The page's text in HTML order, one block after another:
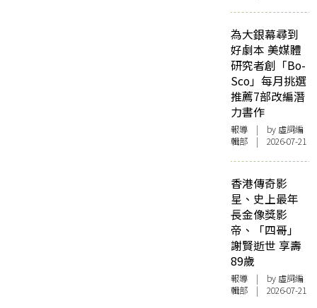
為大銀幕尋到
好劇本 美媒體
研究者創「Bo-
Sco」每月挑選
推薦7部改編潛
力書作
報導 | by 虛詞編
輯部 | 2026-07-21
香港傳奇影
星、史上最年
長金像獎影
帝、「四哥」
謝賢逝世 享壽
89歲
報導 | by 虛詞編
輯部 | 2026-07-21